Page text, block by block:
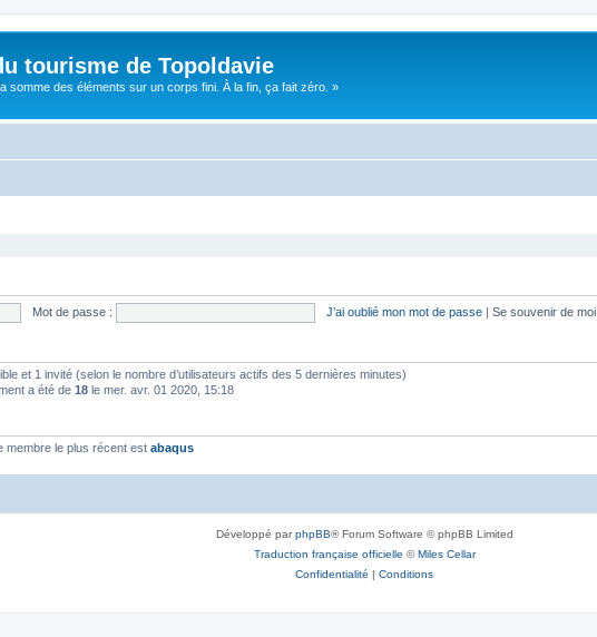
tourisme de Topoldavie
somme des éléments sur un corps fini. À la fin, ça fait zéro. »
Mot de passe : J’ai oublié mon mot de passe | Se souvenir de moi
et 1 invité (selon le nombre d’utilisateurs actifs des 5 dernières minutes)
a été de 18 le mer. avr. 01 2020, 15:18
membre le plus récent est abaqus
Développé parphpBB® Forum Software © phpBB Limited
Traduction française officielle ©Miles Cellar
Confidentialité | Conditions